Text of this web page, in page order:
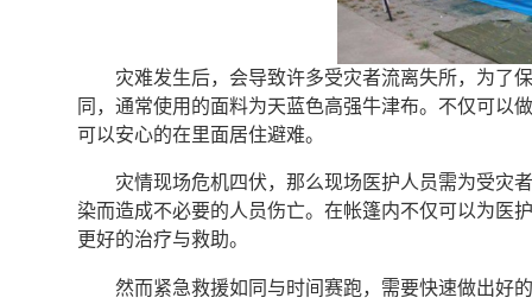
灾难发生后，会导致许多受灾者流离失所，为了
同，通常使用的面料为天蓝色高强牛津布。不仅可以
可以安心的在里面居住避难。
灾情现场危机四伏，那么现场医护人员需为受灾
染而造成不必要的人员伤亡。在帐篷内不仅可以为医
更好的治疗与救助。
然而紧急救援如同与时间赛跑，需要快速做出好